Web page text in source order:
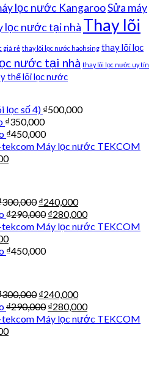
lọc nước KangarooSửa máy
lọc nước tại nhà Thay lõi
giá rẻ thay lõi lọc nước haohsing thay lõi lọc
nước tại nhà thay lõi lọc nước uy tín
thế lõi lọc nước
lọc số 4) ₫500,000
₫350,000
₫450,000
Máy lọc nước TEKCOM
300,000 ₫240,000
₫290,000 ₫280,000
Máy lọc nước TEKCOM
₫450,000
300,000 ₫240,000
₫290,000 ₫280,000
Máy lọc nước TEKCOM